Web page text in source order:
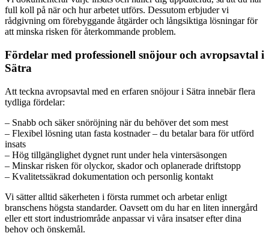
full koll på när och hur arbetet utförs. Dessutom erbjuder vi
rådgivning om förebyggande åtgärder och långsiktiga lösningar för
att minska risken för återkommande problem.
Fördelar med professionell snöjour och avropsavtal i
Sätra
Att teckna avropsavtal med en erfaren snöjour i Sätra innebär flera
tydliga fördelar:
– Snabb och säker snöröjning när du behöver det som mest
– Flexibel lösning utan fasta kostnader – du betalar bara för utförd
insats
– Hög tillgänglighet dygnet runt under hela vintersäsongen
– Minskar risken för olyckor, skador och oplanerade driftstopp
– Kvalitetssäkrad dokumentation och personlig kontakt
Vi sätter alltid säkerheten i första rummet och arbetar enligt
branschens högsta standarder. Oavsett om du har en liten innergård
eller ett stort industriområde anpassar vi våra insatser efter dina
behov och önskemål.